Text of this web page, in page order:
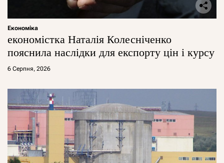
Економіка
економістка Наталія Колесніченко
пояснила наслідки для експорту цін і курсу
6 Серпня, 2026